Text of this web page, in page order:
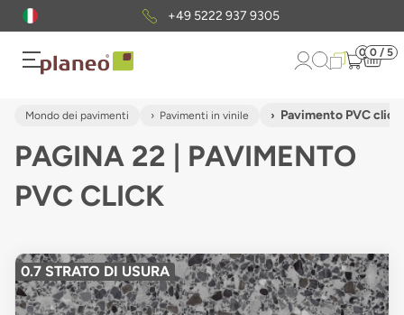
Pacchetto di campionigratuiti
0 0 / 5
Mondo dei pavimenti Pavimenti in vinile Pavimento PVC click
PAGINA 22 | PAVIMENTO
PVC CLICK
0.7 STRATO DI USURA